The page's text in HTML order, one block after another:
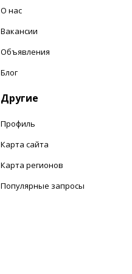
О нас
Вакансии
Объявления
Блог
Другие
Профиль
Карта сайта
Карта регионов
Популярные запросы